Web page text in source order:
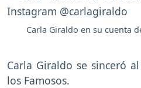
Carla Giraldo en su cuenta
Carla Giraldo se sinceró
los Famosos.